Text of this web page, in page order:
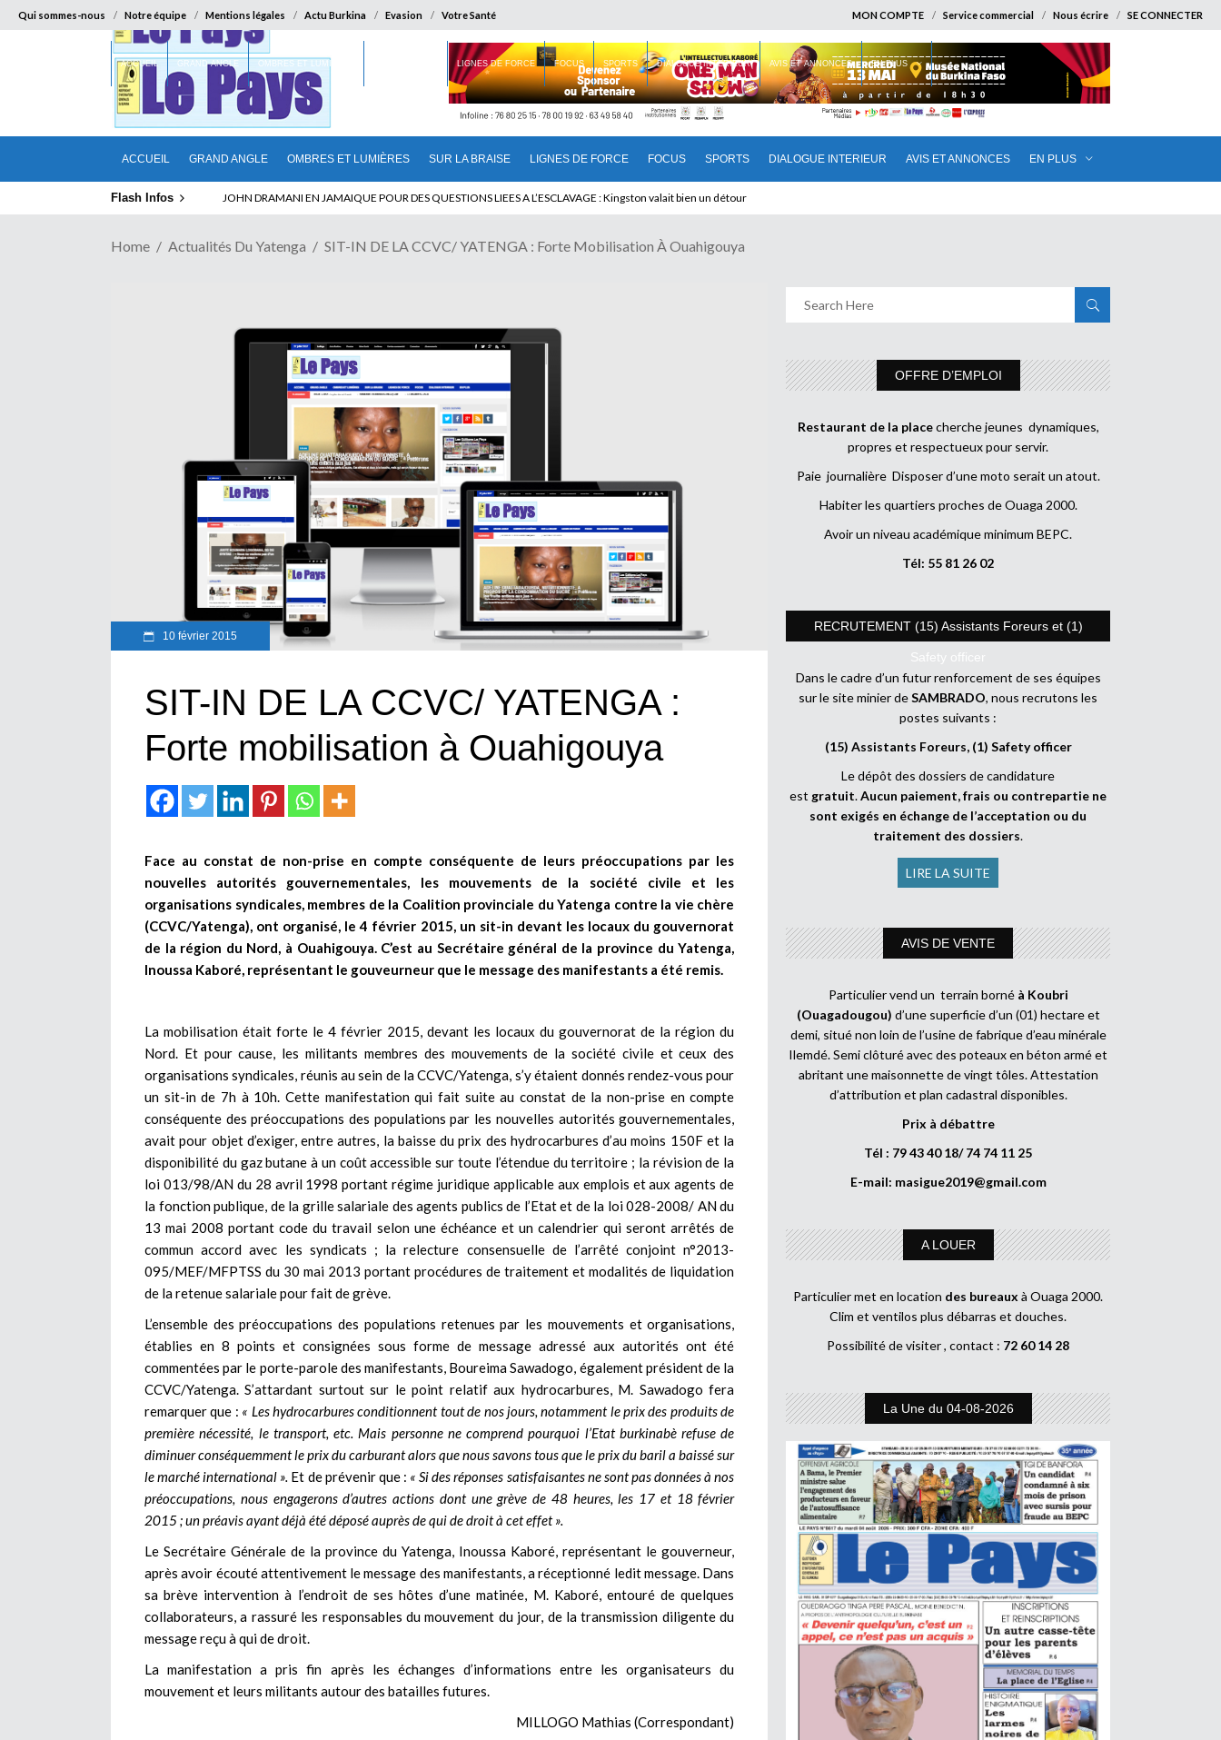
Qui sommes-nous Notre équipe Mentions légales Actu Burkina Evasion Votre Santé MON COMPTE Service commercial Nous écrire SE CONNECTER
ACCUEIL GRAND ANGLE OMBRES ET LUMIÈRES SUR LA BRAISE LIGNES DE FORCE FOCUS SPORTS DIALOGUE INTERIEUR AVIS ET ANNONCES EN PLUS
ACCUEIL GRAND ANGLE OMBRES ET LUMIÈRES LIGNES DE FORCE FOCUS SPORTS DIALOGUE INTERIEUR AVIS ET ANNONCES EN PLUS
Flash Infos ELECTION DE TALON A LA TETE DU SENAT BENINOIS : Quand Patrice quitte le pouvoir sans partir !
Home Actualités Du Yatenga SIT-IN DE LA CCVC/ YATENGA : Forte Mobilisation À Ouahigouya
10 février 2015
SIT-IN DE LA CCVC/ YATENGA :
Forte mobilisation à Ouahigouya
Face au constat de non-prise en compte conséquente de leurs préoccupations par les
nouvelles autorités gouvernementales, les mouvements de la société civile et les
organisations syndicales, membres de la Coalition provinciale du Yatenga contre la vie chère
(CCVC/Yatenga), ont organisé, le 4 février 2015, un sit-in devant les locaux du gouvernorat
de la région du Nord, à Ouahigouya. C’est au Secrétaire général de la province du Yatenga,
Inoussa Kaboré, représentant le gouveurneur que le message des manifestants a été remis.
La mobilisation était forte le 4 février 2015, devant les locaux du gouvernorat de la région du
Nord. Et pour cause, les militants membres des mouvements de la société civile et ceux des
organisations syndicales, réunis au sein de la CCVC/Yatenga, s’y étaient donnés rendez-vous pour
un sit-in de 7h à 10h. Cette manifestation qui fait suite au constat de la non-prise en compte
conséquente des préoccupations des populations par les nouvelles autorités gouvernementales,
avait pour objet d’exiger, entre autres, la baisse du prix des hydrocarbures d’au moins 150F et la
disponibilité du gaz butane à un coût accessible sur toute l’étendue du territoire ; la révision de la
loi 013/98/AN du 28 avril 1998 portant régime juridique applicable aux emplois et aux agents de
la fonction publique, de la grille salariale des agents publics de l’Etat et de la loi 028-2008/ AN du
13 mai 2008 portant code du travail selon une échéance et un calendrier qui seront arrêtés de
commun accord avec les syndicats ; la relecture consensuelle de l’arrêté conjoint n°2013-
095/MEF/MFPTSS du 30 mai 2013 portant procédures de traitement et modalités de liquidation
de la retenue salariale pour fait de grève.
L’ensemble des préoccupations des populations retenues par les mouvements et organisations,
établies en 8 points et consignées sous forme de message adressé aux autorités ont été
commentées par le porte-parole des manifestants, Boureima Sawadogo, également président de la
CCVC/Yatenga. S’attardant surtout sur le point relatif aux hydrocarbures, M. Sawadogo fera
remarquer que : « Les hydrocarbures conditionnent tout de nos jours, notamment le prix des produits de
première nécessité, le transport, etc. Mais personne ne comprend pourquoi l’Etat burkinabè refuse de
diminuer conséquemment le prix du carburant alors que nous savons tous que le prix du baril a baissé sur
le marché international ». Et de prévenir que : « Si des réponses satisfaisantes ne sont pas données à nos
préoccupations, nous engagerons d’autres actions dont une grève de 48 heures, les 17 et 18 février
2015 ; un préavis ayant déjà été déposé auprès de qui de droit à cet effet ».
Le Secrétaire Générale de la province du Yatenga, Inoussa Kaboré, représentant le gouverneur,
après avoir écouté attentivement le message des manifestants, a réceptionné ledit message. Dans
sa brève intervention à l’endroit de ses hôtes d’une matinée, M. Kaboré, entouré de quelques
collaborateurs, a rassuré les responsables du mouvement du jour, de la transmission diligente du
message reçu à qui de droit.
La manifestation a pris fin après les échanges d’informations entre les organisateurs du
mouvement et leurs militants autour des batailles futures.
MILLOGO Mathias (Correspondant)
OFFRE D’EMPLOI
Restaurant de la placecherche jeunes dynamiques,
propres et respectueux pour servir.
Paie journalière Disposer d’une moto serait un atout.
Habiter les quartiers proches de Ouaga 2000.
Avoir un niveau académique minimum BEPC.
Tél: 55 81 26 02
RECRUTEMENT (15) Assistants Foreurs et (1)
Safety officer
Dans le cadre d’un futur renforcement de ses équipes
sur le site minier deSAMBRADO, nous recrutons les
postes suivants :
(15) Assistants Foreurs, (1) Safety officer
Le dépôt des dossiers de candidature
est gratuit.Aucun paiement, frais ou contrepartie ne
sont exigés en échange de l’acceptation ou du
traitement des dossiers.
LIRE LA SUITE
AVIS DE VENTE
Particulier vend un terrain borné à Koubri
(Ouagadougou) d’une superficie d’un (01) hectare et
demi, situé non loin de l’usine de fabrique d’eau minérale
Ilemdé. Semi clôturé avec des poteaux en béton armé et
abritant une maisonnette de vingt tôles. Attestation
d’attribution et plan cadastral disponibles.
Prix à débattre
Tél : 79 43 40 18/ 74 74 11 25
E-mail: masigue2019@gmail.com
A LOUER
Particulier met en location des bureaux à Ouaga 2000.
Clim et ventilos plus débarras et douches.
Possibilité de visiter , contact : 72 60 14 28
La Une du 04-08-2026